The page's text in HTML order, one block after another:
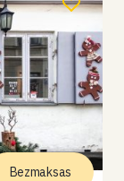
Bezmaksas